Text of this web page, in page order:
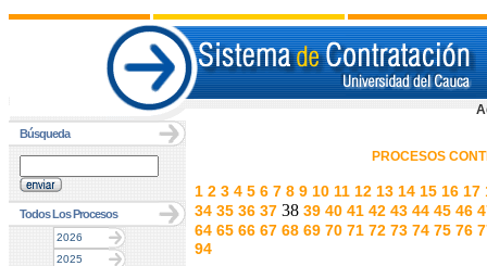
Búsqueda
Todos Los Procesos
2026
2025
PROCESOS
1 2 3 4 5 6 7 8 9 10 11 12 13 14 15 16 17
34 35 36 37 38 39 40 41 42 43 44 45 46
64 65 66 67 68 69 70 71 72 73 74 75 76
94